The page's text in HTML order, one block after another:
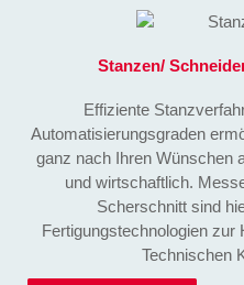
Stanzen/
Effiziente
Automatisierungsgraden
ganz nach Ihren Wünschen
und wirtschaftlich.
Scherschnitt sind
Fertigungstechnologien zur
Technischen